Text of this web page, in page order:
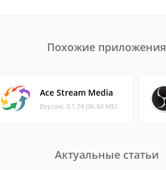
Похожие приложения
Ace Stream Media
Версия: 3.1.74 (96.84 МБ)
Актуальные статьи